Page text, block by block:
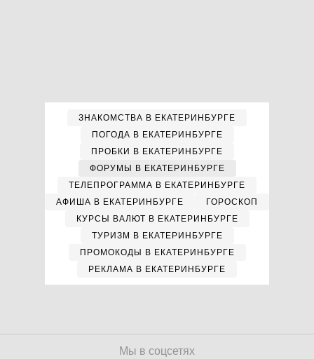
ЗНАКОМСТВА В ЕКАТЕРИНБУРГЕ
ПОГОДА В ЕКАТЕРИНБУРГЕ
ПРОБКИ В ЕКАТЕРИНБУРГЕ
ФОРУМЫ В ЕКАТЕРИНБУРГЕ
ТЕЛЕПРОГРАММА В ЕКАТЕРИНБУРГЕ
АФИША В ЕКАТЕРИНБУРГЕ
ГОРОСКОП
КУРСЫ ВАЛЮТ В ЕКАТЕРИНБУРГЕ
ТУРИЗМ В ЕКАТЕРИНБУРГЕ
ПРОМОКОДЫ В ЕКАТЕРИНБУРГЕ
РЕКЛАМА В ЕКАТЕРИНБУРГЕ
Мы в соцсетях